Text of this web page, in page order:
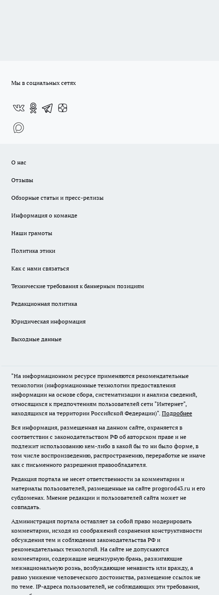
Мы в социальных сетях
О нас
Отзывы
Обзорные статьи и пресс-релизы
Информация о команде
Наши грамоты
Политика этики
Как с нами связаться
Технические требования к баннерным позициям
Редакционная политика
Юридическая информация
Выходные данные
"На информационном ресурсе применяются рекомендательные
технологии (информационные технологии предоставления
информации на основе сбора, систематизации и анализа сведений,
относящихся к предпочтениям пользователей сети "Интернет",
находящихся на территории Российской Федерации)". Подробнее
Вся информация, размещенная на данном сайте, охраняется в
соответствии с законодательством РФ об авторском праве и не
подлежит использованию кем-либо в какой бы то ни было форме, в
том числе воспроизведению, распространению, переработке не иначе
как с письменного разрешения правообладателя.
Редакция портала не несет ответственности за комментарии и
материалы пользователей, размещенные на сайте progorod43.ru и его
субдоменах. Мнение редакции и пользователей сайта может не
совпадать.
Администрация портала оставляет за собой право модерировать
комментарии, исходя из соображений сохранения конструктивности
обсуждения тем и соблюдения законодательства РФ и
рекомендательных технологий. На сайте не допускаются
комментарии, содержащие нецензурную брань, разжигающие
межнациональную рознь, возбуждающие ненависть или вражду, а
равно унижение человеческого достоинства, размещение ссылок не
по теме. IP-адреса пользователей, не соблюдающих эти требования,